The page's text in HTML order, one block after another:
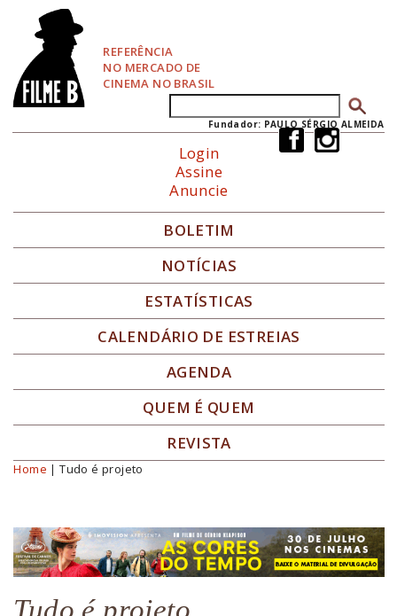
REFERÊNCIA
NO MERCADO DE
CINEMA NO BRASIL
Formulário de busca
Fundador: PAULO SÉRGIO ALMEIDA
Login
Assine
Anuncie
BOLETIM
NOTÍCIAS
ESTATÍSTICAS
CALENDÁRIO DE ESTREIAS
AGENDA
QUEM É QUEM
REVISTA
Você está aqui
Home | Tudo é projeto
Tudo é projeto